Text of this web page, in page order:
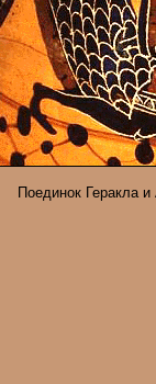
Поединок Геракла